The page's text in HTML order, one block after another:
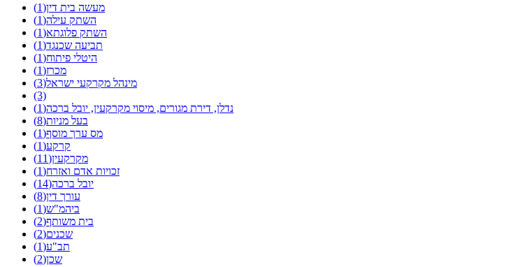
מעשה בית דין(1)
השתק עילה(1)
השתק פלוגתא(1)
תביעה שכנגד(1)
היטלי פיתוח(1)
מכרז(1)
מינהל מקרקעי ישראל(3)
(3)
נדלן, דירת מגורים, מיסוי מקרקעין, יובל ברכה(1)
בעל מניות(8)
מס ערך מוסף(1)
קרקע(1)
מקרקעין(11)
זכויות אדם ואזרח(1)
יובל ברכה(14)
עורך דין(8)
ביהמ"ש(1)
בית משותף(2)
שכנים(2)
תב"ע(1)
שכן(2)